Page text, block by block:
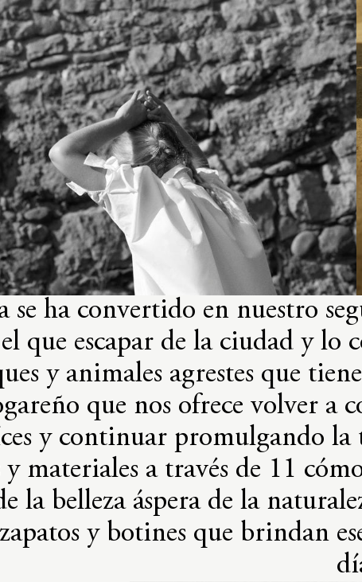
se ha convertido en nuestro
que escapar de la ciudad y
y animales agrestes que
que nos ofrece volver a
y continuar promulgando
materiales a través de 11
la belleza áspera de la
y botines que brindan